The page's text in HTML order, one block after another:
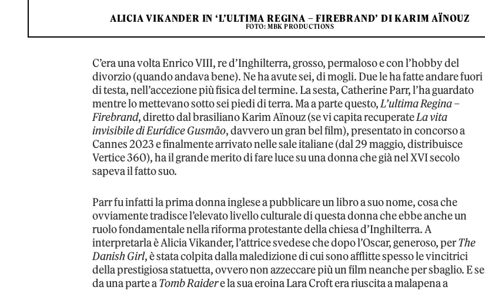
ALICIA VIKANDER IN ‘L’ULTIMA REGINA – FIREBRAND’ DI KARIM AÏNOUZ
FOTO: MBK PRODUCTIONS
C’era una volta Enrico VIII, re d’Inghilterra, grosso, permaloso e con l’hobby del
divorzio (quando andava bene). Ne ha avute sei, di mogli. Due le ha fatte andare fuori
di testa, nell’accezione più fisica del termine. La sesta, Catherine Parr, l’ha guardato
mentre lo mettevano sotto sei piedi di terra. Ma a parte questo,L’ultima Regina –
Firebrand, diretto dal brasiliano Karim Aïnouz (se vi capita recuperateLa vita
invisibile di Eurídice Gusmão, davvero un gran bel film), presentato in concorso a
Cannes 2023 e finalmente arrivato nelle sale italiane (dal 29 maggio, distribuisce
Vertice 360), ha il grande merito di fare luce su una donna che già nel XVI secolo
sapeva il fatto suo.
Parr fu infatti la prima donna inglese a pubblicare un libro a suo nome, cosa che
ovviamente tradisce l’elevato livello culturale di questa donna che ebbe anche un
ruolo fondamentale nella riforma protestante della chiesa d’Inghilterra. A
interpretarla è Alicia Vikander, l’attrice svedese che dopo l’Oscar, generoso, perThe
Danish Girl, è stata colpita dalla maledizione di cui sono afflitte spesso le vincitrici
della prestigiosa statuetta, ovvero non azzeccare più un film neanche per sbaglio. E se
da una parte aTomb Raidere la sua eroina Lara Croft era riuscita a malapena a